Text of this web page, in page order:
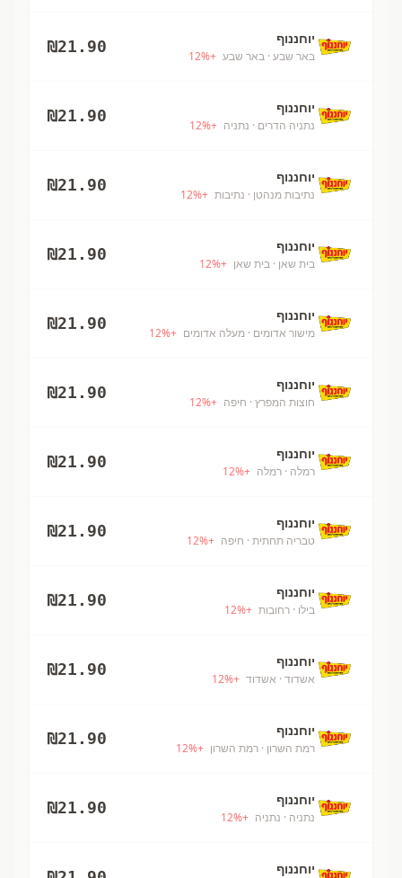
יוחננוף
באר שבע · באר שבע +
12%
₪21.90
יוחננוף
נתניה הדרים · נתניה +
12%
₪21.90
יוחננוף
נתיבות מנהטן · נתיבות +
12%
₪21.90
יוחננוף
בית שאן · בית שאן +
12%
₪21.90
יוחננוף
מישור אדומים · מעלה אדומים +
12%
₪21.90
יוחננוף
חוצות המפרץ · חיפה +
12%
₪21.90
יוחננוף
רמלה · רמלה +
12%
₪21.90
יוחננוף
טבריה תחתית · חיפה +
12%
₪21.90
יוחננוף
בילו · רחובות +
12%
₪21.90
יוחננוף
אשדוד · אשדוד +
12%
₪21.90
יוחננוף
רמת השרון · רמת השרון +
12%
₪21.90
יוחננוף
נתניה · נתניה +
12%
₪21.90
יוחננוף